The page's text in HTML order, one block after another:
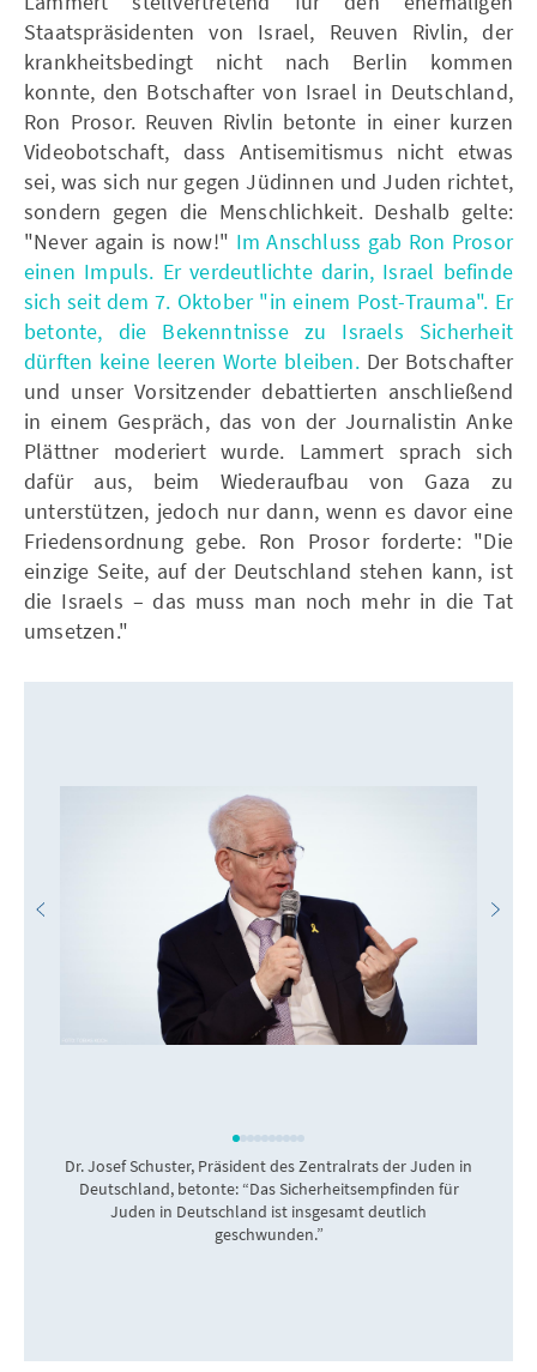
Staatspräsidenten von Israel, Reuven Rivlin, der
krankheitsbedingt nicht nach Berlin kommen
konnte, den Botschafter von Israel in Deutschland,
Ron Prosor. Reuven Rivlin betonte in einer kurzen
Videobotschaft, dass Antisemitismus nicht etwas
sei, was sich nur gegen Jüdinnen und Juden richtet,
sondern gegen die Menschlichkeit. Deshalb gelte:
"Never again is now!" Im Anschluss gab Ron Prosor
einen Impuls. Er verdeutlichte darin, Israel befinde
sich seit dem 7. Oktober "in einem Post-Trauma". Er
betonte, die Bekenntnisse zu Israels Sicherheit
dürften keine leeren Worte bleiben. Der Botschafter
und unser Vorsitzender debattierten anschließend
in einem Gespräch, das von der Journalistin Anke
Plättner moderiert wurde. Lammert sprach sich
dafür aus, beim Wiederaufbau von Gaza zu
unterstützen, jedoch nur dann, wenn es davor eine
Friedensordnung gebe. Ron Prosor forderte: "Die
einzige Seite, auf der Deutschland stehen kann, ist
die Israels – das muss man noch mehr in die Tat
umsetzen."
Dr. Josef Schuster, Präsident des Zentralrats der Juden in
Deutschland, betonte: “Das Sicherheitsempfinden für
Juden in Deutschland ist insgesamt deutlich
geschwunden.”